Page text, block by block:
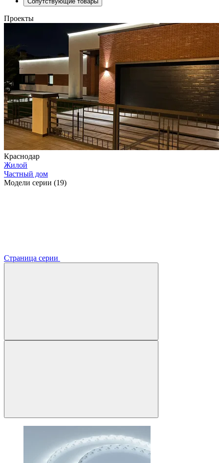
Проекты
Краснодар
Жилой
Частный дом
Модели серии (19)
Страница серии